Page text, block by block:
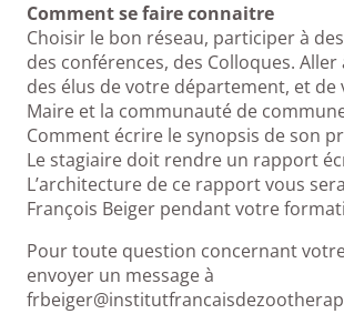
Comment se faire connaitre
Choisir le bon réseau, participer à
des conférences, des Colloques. Aller
des élus de votre département, et de
Maire et la communauté de
Comment écrire le synopsis de son
Le stagiaire doit rendre un rapport
L’architecture de ce rapport vous
François Beiger pendant votre
Pour toute question concernant
envoyer un message à